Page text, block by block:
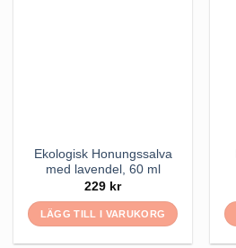
Ekologisk Honungssalva
med lavendel, 60 ml
229 kr
LÄGG TILL I VARUKORG